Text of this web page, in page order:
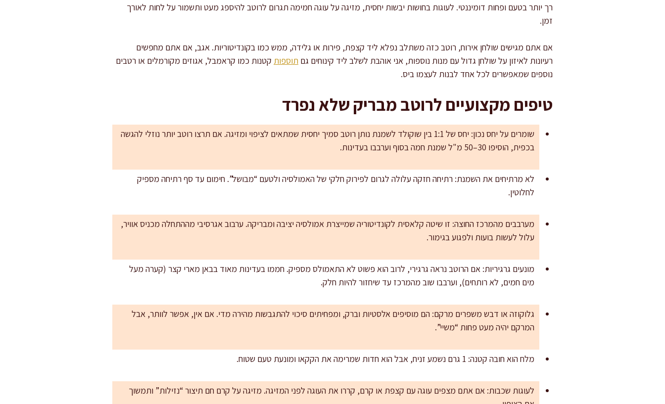
רך יותר בטעם ופחות דומיננטי. לעוגות בחושות יבשות יחסית, מזיגה על עוגה חמימה תגרום לרוטב להיספג מעט ותשמור על לחות לאורך
זמן.
אם אתם מגישים שולחן אירוח, רוטב כזה משתלב נפלא ליד קצפת, פירות או גלידה, ממש כמו בקונדיטוריות. אגב, אם אתם מחפשים
רעיונות לאיזון על שולחן גדול עם מנות נוספות, אני אוהבת לשלב ליד קינוחים גם תוספות קטנות כמו קראמבל, אגוזים מקורמלים או רטבים
נוספים שמאפשרים לכל אחד לבנות לעצמו ביס.
טיפים מקצועיים לרוטב מבריק שלא נפרד
שומרים על יחס נכון: יחס של 1:1 בין שוקולד לשמנת נותן רוטב סמיך יחסית שמתאים לציפוי ומזיגה. אם תרצו רוטב יותר נוזלי להגשה
בכפית, הוסיפו 30–50 מ"ל שמנת חמה בסוף וערבבו בעדינות.
לא מרתיחים את השמנת: רתיחה חזקה עלולה לגרום לפירוק חלקי של האמולסיה ולטעם “מבושל”. חימום עד סף רתיחה מספיק
לחלוטין.
מערבבים מהמרכז החוצה: זו שיטה קלאסית לקונדיטוריה שמייצרת אמולסיה יציבה ומבריקה. ערבוב אגרסיבי מההתחלה מכניס אוויר,
עלול לעשות בועות ולפגוע בגימור.
מונעים גרגיריות: אם הרוטב נראה גרגירי, לרוב הוא פשוט לא התאמולס מספיק. חממו בעדינות מאוד בבאן מארי קצר (קערה מעל
מים חמים, לא רותחים), וערבבו שוב מהמרכז עד שיחזור להיות חלק.
גלוקוזה או דבש משפרים מרקם: הם מוסיפים אלסטיות וברק, ומפחיתים סיכוי להתגבשות מהירה מדי. אם אין, אפשר לוותר, אבל
המרקם יהיה מעט פחות “משיי”.
מלח הוא חובה קטנה: 1 גרם נשמע זניח, אבל הוא חדות שמרימה את הקקאו ומונעת טעם שטוח.
לעוגות שכבות: אם אתם מצפים עוגה עם קצפת או קרם, קררו את העוגה לפני המזיגה. מזיגה על קרם חם תיצור “נזילות” ותמשוך